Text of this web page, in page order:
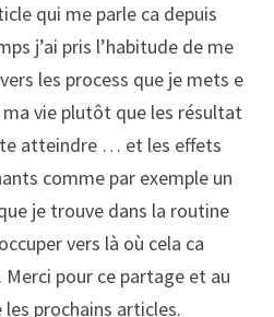
qui me parle ca depuis
j’ai pris l’habitude de me
les process que je mets en
vie plutôt que les résultats
atteindre … et les effets
comme par exemple un
je trouve dans la routine
vers là où cela ca
Merci pour ce partage et au
les prochains articles.